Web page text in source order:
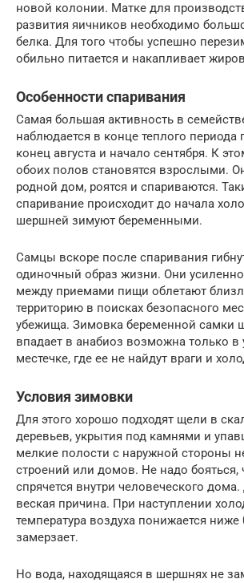
новой колонии. Матке для
развития яичников необходимо
белка. Для того чтобы успешно
обильно питается и накапливает
Особенности спаривания
Самая большая активность в
наблюдается в конце теплого периода
конец августа и начало сентября. К
обоих полов становятся взрослыми.
родной дом, роятся и спариваются.
спаривание происходит до начала
шершней зимуют беременными.
Самцы вскоре после спаривания
одиночный образ жизни. Они
между приемами пищи облетают
территорию в поисках безопасного
убежища. Зимовка беременной самки
впадает в анабиоз возможна только
местечке, где ее не найдут враги и
Условия зимовки
Для этого хорошо подходят щели в
деревьев, укрытия под камнями и
мелкие полости с наружной стороны
строений или домов. Не надо бояться,
спрячется внутри человеческого дома.
веская причина. При наступлении
температура воздуха понижается ниже
замерзает.
Но вода, находящаяся в шершнях не